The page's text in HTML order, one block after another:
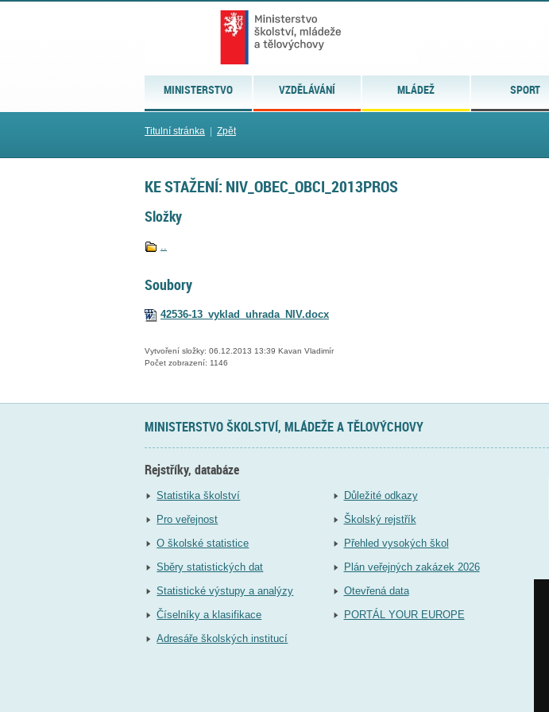
MINISTERSTVO VZDĚLÁVÁNÍ MLÁDEŽ SPORT
Titulní stránka Zpět
KE STAŽENÍ: NIV_OBEC_OBCI_2013PROS
Složky
..
Soubory
42536-13_vyklad_uhrada_NIV.docx
Vytvoření složky: 06.12.2013 13:39 Kavan Vladimír
Počet zobrazení: 1146
MINISTERSTVO ŠKOLSTVÍ, MLÁDEŽE A TĚLOVÝCHOVY
Rejstříky, databáze
Statistika školství
Pro veřejnost
O školské statistice
Sběry statistických dat
Statistické výstupy a analýzy
Číselníky a klasifikace
Adresáře školských institucí
Důležité odkazy
Školský rejstřík
Přehled vysokých škol
Plán veřejných zakázek 2026
Otevřená data
PORTÁL YOUR EUROPE